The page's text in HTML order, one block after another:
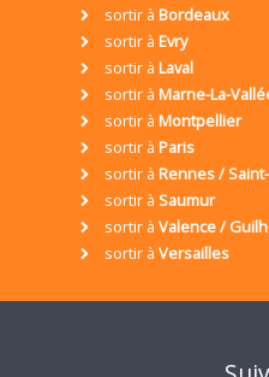
sortir à Bordeaux
sortir à Evry
sortir à Laval
sortir à Marne-La-
sortir à Montpellier
sortir à Paris
sortir à Rennes /
sortir à Saumur
sortir à Valence /
sortir à Versailles